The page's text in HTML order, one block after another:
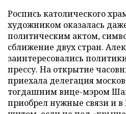
Роспись католического
художником оказалась
политическим актом,
сближение двух стран.
заинтересовались
прессу. На открытие
приехала делегация
тогдашним вице-мэром
приобрел нужные связи и в